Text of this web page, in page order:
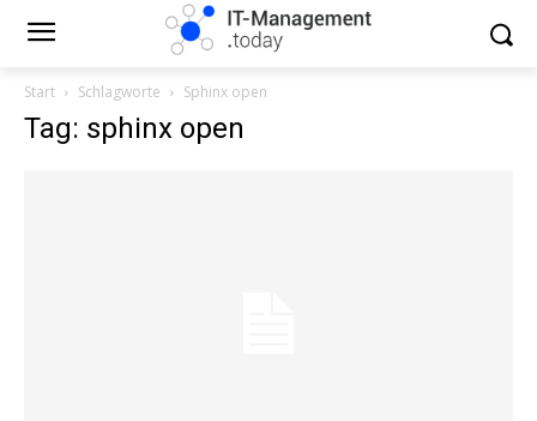
Start Schlagworte Sphinx open
Tag: sphinx open